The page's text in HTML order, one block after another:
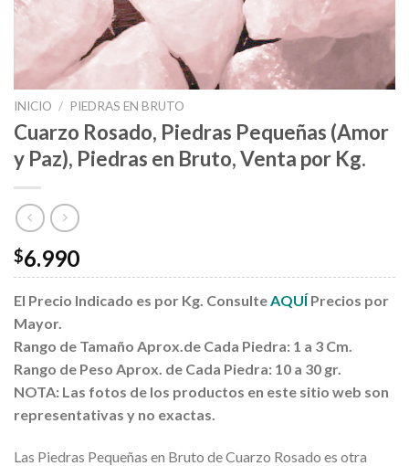
INICIO / PIEDRAS EN BRUTO
Cuarzo Rosado, Piedras Pequeñas (Amor
y Paz), Piedras en Bruto, Venta por Kg.
$6.990
El Precio Indicado es por Kg. ConsulteAQUÍPrecios por
Mayor.
Rango de Tamaño Aprox.de Cada Piedra: 1 a 3 Cm.
Rango de Peso Aprox. de Cada Piedra: 10 a 30 gr.
NOTA: Las fotos de los productos en este sitio web son
representativas y no exactas.
Las Piedras Pequeñas en Bruto de Cuarzo Rosado es otra